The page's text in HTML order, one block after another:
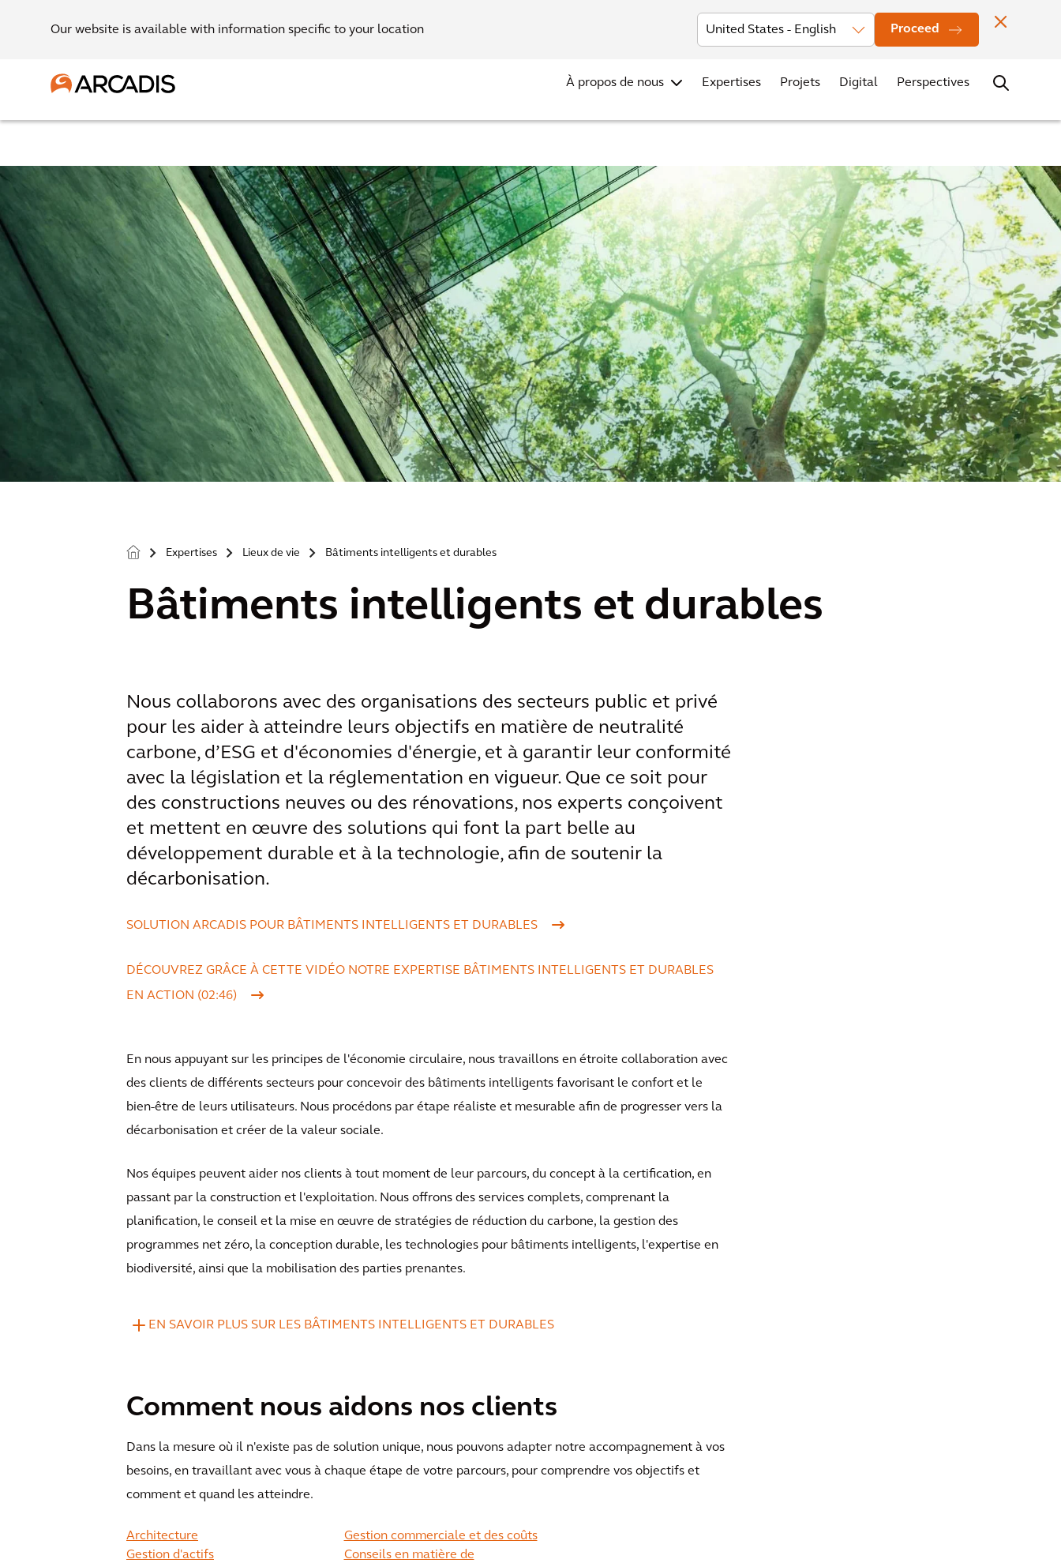
Our website is available with information specific to your location Proceed
Investisseurs News Localisation des bureaux Contacts
À propos de nous Expertises Projets Digital Perspectives
> Expertises > Lieux de vie > Bâtiments intelligents et durables
Bâtiments intelligents et durables
Nous collaborons avec des organisations des secteurs public et privé
pour les aider à atteindre leurs objectifs en matière de neutralité
carbone, d’ESG et d'économies d'énergie, et à garantir leur conformité
avec la législation et la réglementation en vigueur. Que ce soit pour
des constructions neuves ou des rénovations, nos experts conçoivent
et mettent en œuvre des solutions qui font la part belle au
développement durable et à la technologie, afin de soutenir la
décarbonisation.
SOLUTION ARCADIS POUR BÂTIMENTS INTELLIGENTS ET DURABLES
DÉCOUVREZ GRÂCE À CETTE VIDÉO NOTRE EXPERTISE BÂTIMENTS INTELLIGENTS ET DURABLES
EN ACTION (02:46)
En nous appuyant sur les principes de l'économie circulaire, nous travaillons en étroite collaboration avec
des clients de différents secteurs pour concevoir des bâtiments intelligents favorisant le confort et le
bien-être de leurs utilisateurs. Nous procédons par étape réaliste et mesurable afin de progresser vers la
décarbonisation et créer de la valeur sociale.
Nos équipes peuvent aider nos clients à tout moment de leur parcours, du concept à la certification, en
passant par la construction et l'exploitation. Nous offrons des services complets, comprenant la
planification, le conseil et la mise en œuvre de stratégies de réduction du carbone, la gestion des
programmes net zéro, la conception durable, les technologies pour bâtiments intelligents, l'expertise en
biodiversité, ainsi que la mobilisation des parties prenantes.
EN SAVOIR PLUS SUR LES BÂTIMENTS INTELLIGENTS ET DURABLES
Comment nous aidons nos clients
Dans la mesure où il n'existe pas de solution unique, nous pouvons adapter notre accompagnement à vos
besoins, en travaillant avec vous à chaque étape de votre parcours, pour comprendre vos objectifs et
comment et quand les atteindre.
Architecture
Gestion commerciale et des coûts
Gestion d'actifs
Conseils en matière de